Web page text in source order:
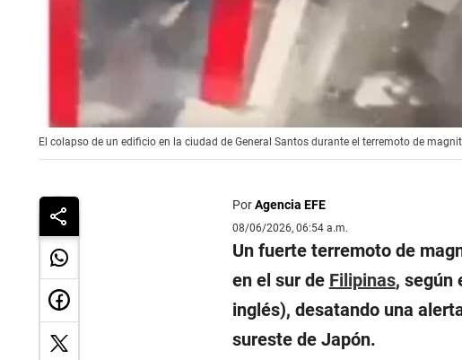
El colapso de un edificio en la ciudad de General Santos durante el terremoto de
PorAgencia EFE
08/06/2026, 06:54 a.m.
Un fuerte terremoto de
en el sur de Filipinas, según
inglés), desatando una
sureste de Japón.